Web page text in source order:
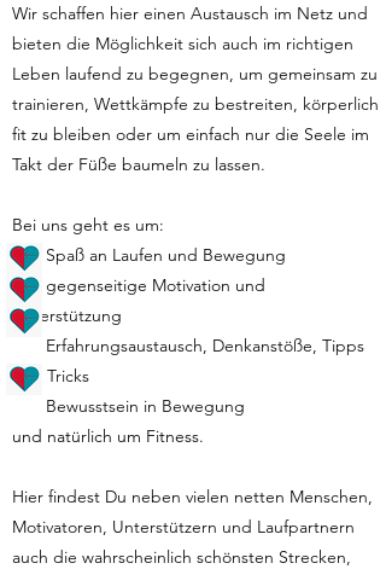
Wir schaffen hier einen Austausch im Netz und
bieten die Möglichkeit sich auch im richtigen
Leben laufend zu begegnen, um gemeinsam zu
trainieren, Wettkämpfe zu bestreiten, körperlich
fit zu bleiben oder um einfach nur die Seele im
Takt der Füße baumeln zu lassen.
Bei uns geht es um:
Spaß an Laufen und Bewegung
gegenseitige Motivation und
Unterstützung
Erfahrungsaustausch, Denkanstöße, Tipps
und Tricks
Bewusstsein in Bewegung
und natürlich um Fitness.
Hier findest Du neben vielen netten Menschen,
Motivatoren, Unterstützern und Laufpartnern
auch die wahrscheinlich schönsten Strecken,